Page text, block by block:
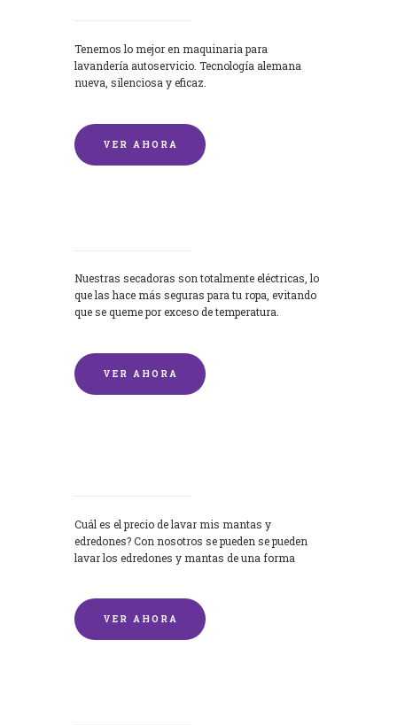
Tenemos lo mejor en maquinaria para
lavandería autoservicio. Tecnología alemana
nueva, silenciosa y eficaz.
VER AHORA
Nuestras secadoras son totalmente eléctricas, lo
que las hace más seguras para tu ropa, evitando
que se queme por exceso de temperatura.
VER AHORA
Cuál es el precio de lavar mis mantas y
edredones? Con nosotros se pueden se pueden
lavar los edredones y mantas de una forma
VER AHORA